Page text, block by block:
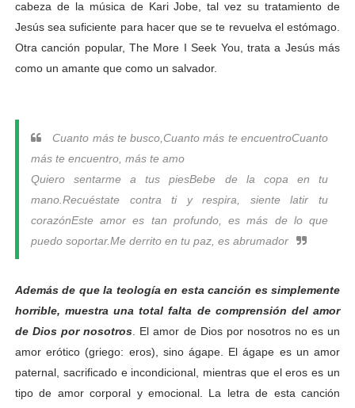
cabeza de la música de Kari Jobe, tal vez su tratamiento de
Jesús sea suficiente para hacer que se te revuelva el estómago.
Otra canción popular, The More I Seek You, trata a Jesús más
como un amante que como un salvador.
Cuanto más te busco, Cuanto más te encuentroCuanto
más te encuentro, más te amo
Quiero sentarme a tus piesBebe de la copa en tu
mano. Recuéstate contra ti y respira, siente latir tu
corazónEste amor es tan profundo, es más de lo que
puedo soportar.Me derrito en tu paz, es abrumador
Además de que la teología en esta canción es simplemente
horrible, muestra una total falta de comprensión del amor
de Dios por nosotros . El amor de Dios por nosotros no es un
amor erótico (griego: eros), sino ágape. El ágape es un amor
paternal, sacrificado e incondicional, mientras que el eros es un
tipo de amor corporal y emocional. La letra de esta canción